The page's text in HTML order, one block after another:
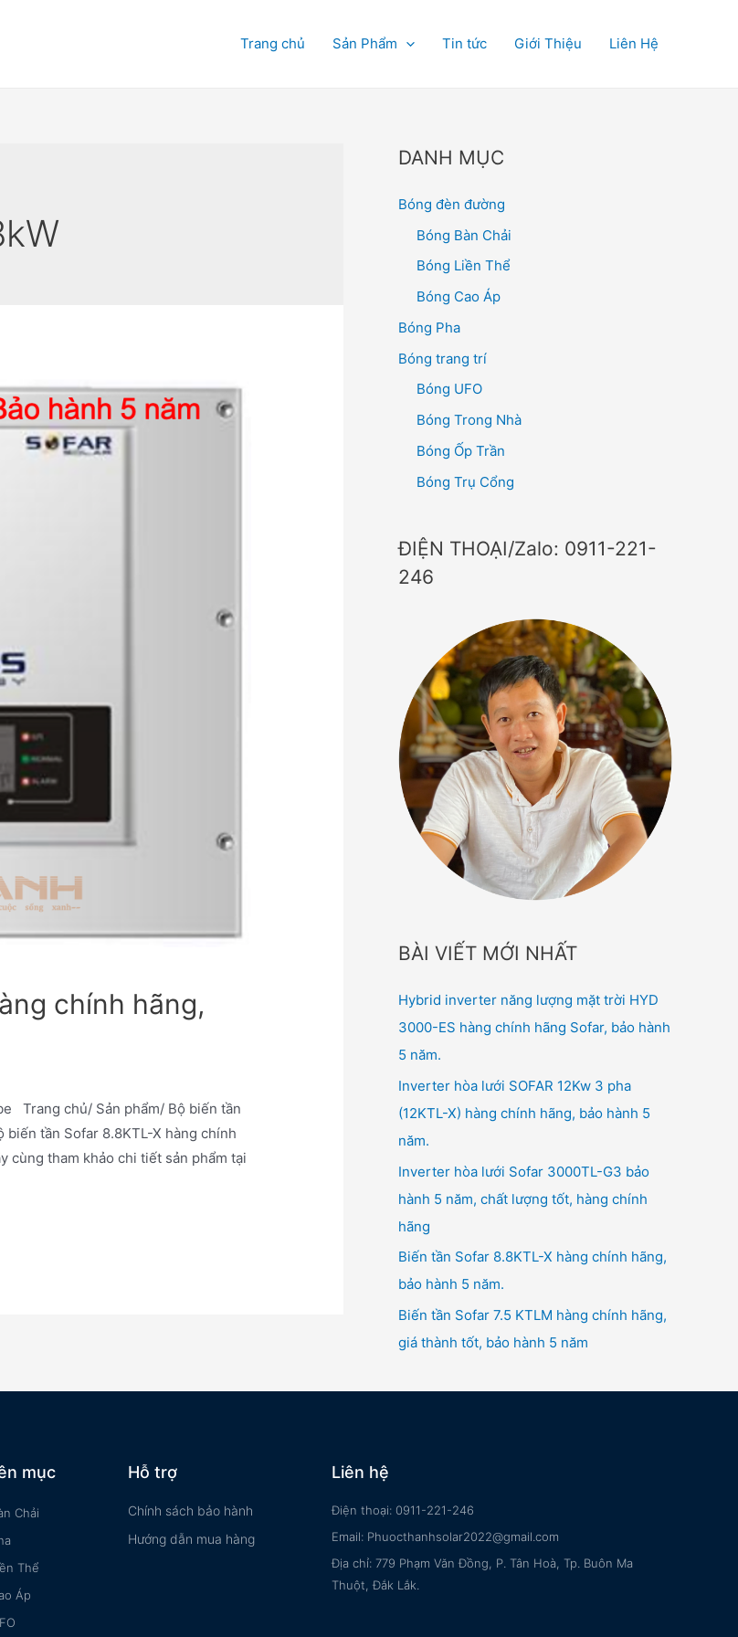
Trang chủ Sản Phẩm Tin tức Giới Thiệu Liên Hệ
chính hãng,
Trang chủ/ Sản phẩm/ Bộ biến tần
tần Sofar 8.8KTL-X hàng chính
cùng tham khảo chi tiết sản phẩm tại
DANH MỤC
Bóng đèn đường
Bóng Bàn Chải
Bóng Liền Thể
Bóng Cao Áp
Bóng Pha
Bóng trang trí
Bóng UFO
Bóng Trong Nhà
Bóng Ốp Trần
Bóng Trụ Cổng
ĐIỆN THOẠI/Zalo: 0911-221-
246
BÀI VIẾT MỚI NHẤT
Hybrid inverter năng lượng mặt trời HYD
3000-ES hàng chính hãng Sofar, bảo hành
5 năm.
Inverter hòa lưới SOFAR 12Kw 3 pha
(12KTL-X) hàng chính hãng, bảo hành 5
năm.
Inverter hòa lưới Sofar 3000TL-G3 bảo
hành 5 năm, chất lượng tốt, hàng chính
hãng
Biến tần Sofar 8.8KTL-X hàng chính hãng,
bảo hành 5 năm.
Biến tần Sofar 7.5 KTLM hàng chính hãng,
giá thành tốt, bảo hành 5 năm
mục
Chải
Thể
Áp
Hỗ trợ
Chính sách bảo hành
Hướng dẫn mua hàng
Liên hệ
Điện thoại: 0911-221-246
Email: Phuocthanhsolar2022@gmail.com
Địa chỉ: 779 Phạm Văn Đồng, P. Tân Hoà, Tp. Buôn Ma
Thuột, Đắk Lắk.